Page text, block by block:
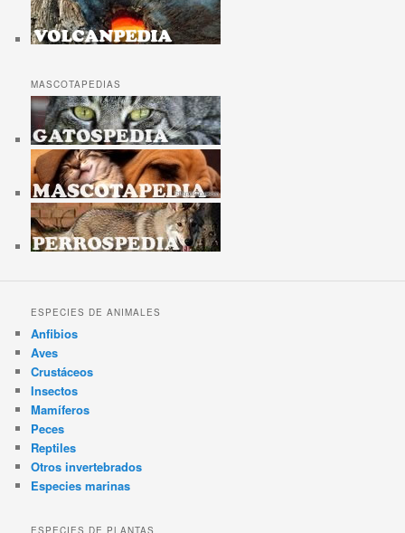
MASCOTAPEDIAS
ESPECIES DE ANIMALES
Anfibios
Aves
Crustáceos
Insectos
Mamíferos
Peces
Reptiles
Otros invertebrados
Especies marinas